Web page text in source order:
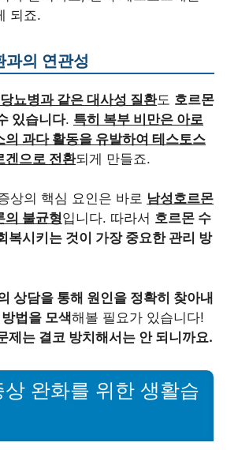
되죠.
과의 연관성
뇨병과 같은 대사성 질환도 호르몬
있습니다. 특히 복부 비만은 아로
의 과다 활동을 유발하여 테스토스
겐으로 전환되게 만들죠.
상의 핵심 요인은 바로 남성호르몬
의 불균형입니다. 따라서 호르몬 수
복시키는 것이 가장 중요한 관리 방
상담을 통해 원인을 정확히 찾아내
법을 모색해볼 필요가 있습니다!
제는 결코 방치해서는 안 되니까요.
상 완화를 위한 생활습